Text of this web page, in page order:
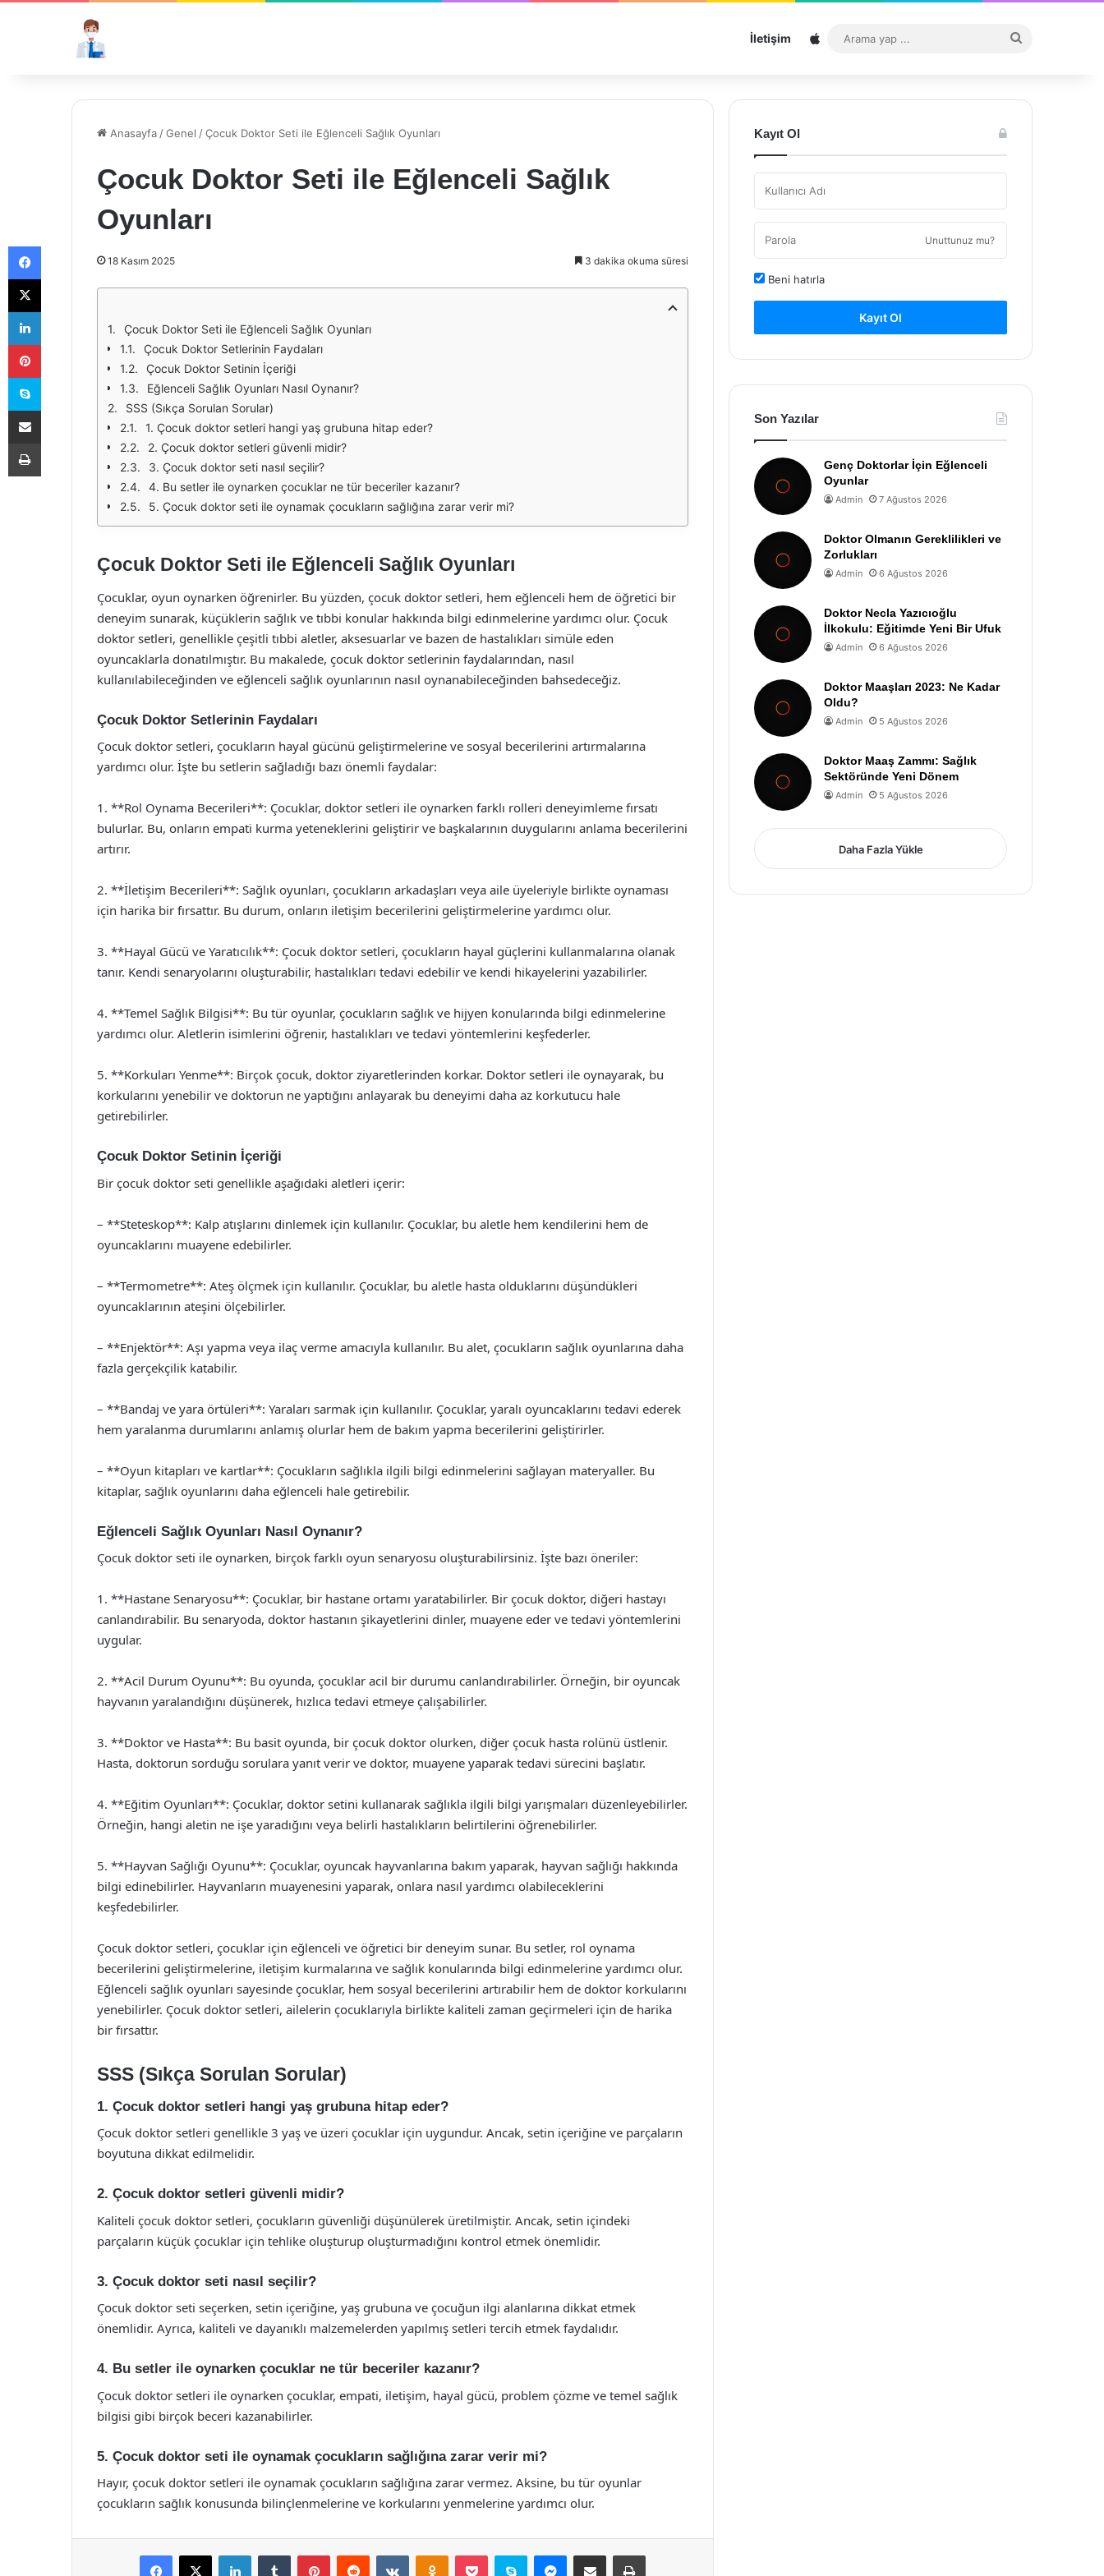
İletişim Sitemap
...
Anasayfa /Genel /Çocuk Doktor Seti ile Eğlenceli Sağlık Oyunları
Çocuk Doktor Seti ile Eğlenceli Sağlık
Oyunları
18 Kasım 2025 3 dakika okuma süresi
Çocuk Doktor Seti ile Eğlenceli Sağlık Oyunları
Çocuk Doktor Setlerinin Faydaları
Çocuk Doktor Setinin İçeriği
Eğlenceli Sağlık Oyunları Nasıl Oynanır?
SSS (Sıkça Sorulan Sorular)
1. Çocuk doktor setleri hangi yaş grubuna hitap eder?
2. Çocuk doktor setleri güvenli midir?
3. Çocuk doktor seti nasıl seçilir?
4. Bu setler ile oynarken çocuklar ne tür beceriler kazanır?
5. Çocuk doktor seti ile oynamak çocukların sağlığına zarar verir mi?
Çocuk Doktor Seti ile Eğlenceli Sağlık Oyunları
Çocuklar, oyun oynarken öğrenirler. Bu yüzden, çocuk doktor setleri, hem eğlenceli hem de öğretici bir
deneyim sunarak, küçüklerin sağlık ve tıbbi konular hakkında bilgi edinmelerine yardımcı olur. Çocuk
doktor setleri, genellikle çeşitli tıbbi aletler, aksesuarlar ve bazen de hastalıkları simüle eden
oyuncaklarla donatılmıştır. Bu makalede, çocuk doktor setlerinin faydalarından, nasıl
kullanılabileceğinden ve eğlenceli sağlık oyunlarının nasıl oynanabileceğinden bahsedeceğiz.
Çocuk Doktor Setlerinin Faydaları
Çocuk doktor setleri, çocukların hayal gücünü geliştirmelerine ve sosyal becerilerini artırmalarına
yardımcı olur. İşte bu setlerin sağladığı bazı önemli faydalar:
1. **Rol Oynama Becerileri**: Çocuklar, doktor setleri ile oynarken farklı rolleri deneyimleme fırsatı
bulurlar. Bu, onların empati kurma yeteneklerini geliştirir ve başkalarının duygularını anlama becerilerini
artırır.
2. **İletişim Becerileri**: Sağlık oyunları, çocukların arkadaşları veya aile üyeleriyle birlikte oynaması
için harika bir fırsattır. Bu durum, onların iletişim becerilerini geliştirmelerine yardımcı olur.
3. **Hayal Gücü ve Yaratıcılık**: Çocuk doktor setleri, çocukların hayal güçlerini kullanmalarına olanak
tanır. Kendi senaryolarını oluşturabilir, hastalıkları tedavi edebilir ve kendi hikayelerini yazabilirler.
4. **Temel Sağlık Bilgisi**: Bu tür oyunlar, çocukların sağlık ve hijyen konularında bilgi edinmelerine
yardımcı olur. Aletlerin isimlerini öğrenir, hastalıkları ve tedavi yöntemlerini keşfederler.
5. **Korkuları Yenme**: Birçok çocuk, doktor ziyaretlerinden korkar. Doktor setleri ile oynayarak, bu
korkularını yenebilir ve doktorun ne yaptığını anlayarak bu deneyimi daha az korkutucu hale
getirebilirler.
Çocuk Doktor Setinin İçeriği
Bir çocuk doktor seti genellikle aşağıdaki aletleri içerir:
– **Steteskop**: Kalp atışlarını dinlemek için kullanılır. Çocuklar, bu aletle hem kendilerini hem de
oyuncaklarını muayene edebilirler.
– **Termometre**: Ateş ölçmek için kullanılır. Çocuklar, bu aletle hasta olduklarını düşündükleri
oyuncaklarının ateşini ölçebilirler.
– **Enjektör**: Aşı yapma veya ilaç verme amacıyla kullanılır. Bu alet, çocukların sağlık oyunlarına daha
fazla gerçekçilik katabilir.
– **Bandaj ve yara örtüleri**: Yaraları sarmak için kullanılır. Çocuklar, yaralı oyuncaklarını tedavi ederek
hem yaralanma durumlarını anlamış olurlar hem de bakım yapma becerilerini geliştirirler.
– **Oyun kitapları ve kartlar**: Çocukların sağlıkla ilgili bilgi edinmelerini sağlayan materyaller. Bu
kitaplar, sağlık oyunlarını daha eğlenceli hale getirebilir.
Eğlenceli Sağlık Oyunları Nasıl Oynanır?
Çocuk doktor seti ile oynarken, birçok farklı oyun senaryosu oluşturabilirsiniz. İşte bazı öneriler:
1. **Hastane Senaryosu**: Çocuklar, bir hastane ortamı yaratabilirler. Bir çocuk doktor, diğeri hastayı
canlandırabilir. Bu senaryoda, doktor hastanın şikayetlerini dinler, muayene eder ve tedavi yöntemlerini
uygular.
2. **Acil Durum Oyunu**: Bu oyunda, çocuklar acil bir durumu canlandırabilirler. Örneğin, bir oyuncak
hayvanın yaralandığını düşünerek, hızlıca tedavi etmeye çalışabilirler.
3. **Doktor ve Hasta**: Bu basit oyunda, bir çocuk doktor olurken, diğer çocuk hasta rolünü üstlenir.
Hasta, doktorun sorduğu sorulara yanıt verir ve doktor, muayene yaparak tedavi sürecini başlatır.
4. **Eğitim Oyunları**: Çocuklar, doktor setini kullanarak sağlıkla ilgili bilgi yarışmaları düzenleyebilirler.
Örneğin, hangi aletin ne işe yaradığını veya belirli hastalıkların belirtilerini öğrenebilirler.
5. **Hayvan Sağlığı Oyunu**: Çocuklar, oyuncak hayvanlarına bakım yaparak, hayvan sağlığı hakkında
bilgi edinebilirler. Hayvanların muayenesini yaparak, onlara nasıl yardımcı olabileceklerini
keşfedebilirler.
Çocuk doktor setleri, çocuklar için eğlenceli ve öğretici bir deneyim sunar. Bu setler, rol oynama
becerilerini geliştirmelerine, iletişim kurmalarına ve sağlık konularında bilgi edinmelerine yardımcı olur.
Eğlenceli sağlık oyunları sayesinde çocuklar, hem sosyal becerilerini artırabilir hem de doktor korkularını
yenebilirler. Çocuk doktor setleri, ailelerin çocuklarıyla birlikte kaliteli zaman geçirmeleri için de harika
bir fırsattır.
SSS (Sıkça Sorulan Sorular)
1. Çocuk doktor setleri hangi yaş grubuna hitap eder?
Çocuk doktor setleri genellikle 3 yaş ve üzeri çocuklar için uygundur. Ancak, setin içeriğine ve parçaların
boyutuna dikkat edilmelidir.
2. Çocuk doktor setleri güvenli midir?
Kaliteli çocuk doktor setleri, çocukların güvenliği düşünülerek üretilmiştir. Ancak, setin içindeki
parçaların küçük çocuklar için tehlike oluşturup oluşturmadığını kontrol etmek önemlidir.
3. Çocuk doktor seti nasıl seçilir?
Çocuk doktor seti seçerken, setin içeriğine, yaş grubuna ve çocuğun ilgi alanlarına dikkat etmek
önemlidir. Ayrıca, kaliteli ve dayanıklı malzemelerden yapılmış setleri tercih etmek faydalıdır.
4. Bu setler ile oynarken çocuklar ne tür beceriler kazanır?
Çocuk doktor setleri ile oynarken çocuklar, empati, iletişim, hayal gücü, problem çözme ve temel sağlık
bilgisi gibi birçok beceri kazanabilirler.
5. Çocuk doktor seti ile oynamak çocukların sağlığına zarar verir mi?
Hayır, çocuk doktor setleri ile oynamak çocukların sağlığına zarar vermez. Aksine, bu tür oyunlar
çocukların sağlık konusunda bilinçlenmelerine ve korkularını yenmelerine yardımcı olur.
Facebook
X LinkedInTumblr PinterestReddit VKontakteOdnoklassniki
Pocket Skype Messenger
E-Posta ile paylaş Yazdır
Kayıt Ol
Unuttunuz mu?
Beni hatırla
Kayıt Ol
Son Yazılar
Genç Doktorlar İçin Eğlenceli
Oyunlar
Admin 7 Ağustos 2026
Doktor Olmanın Gereklilikleri ve
Zorlukları
Admin 6 Ağustos 2026
Doktor Necla Yazıcıoğlu
İlkokulu: Eğitimde Yeni Bir Ufuk
Admin 6 Ağustos 2026
Doktor Maaşları 2023: Ne Kadar
Oldu?
Admin 5 Ağustos 2026
Doktor Maaş Zammı: Sağlık
Sektöründe Yeni Dönem
Admin 5 Ağustos 2026
Daha Fazla Yükle
Facebook
X
LinkedIn
Pinterest
Skype
E-Posta ile paylaş